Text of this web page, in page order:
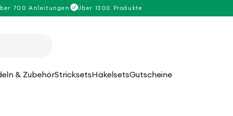
700 Anleitungen Über 1300 Produkte
& ZubehörStricksetsHäkelsetsGutscheine